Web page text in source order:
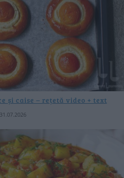
și caise – rețetă video + text
31.07.2026